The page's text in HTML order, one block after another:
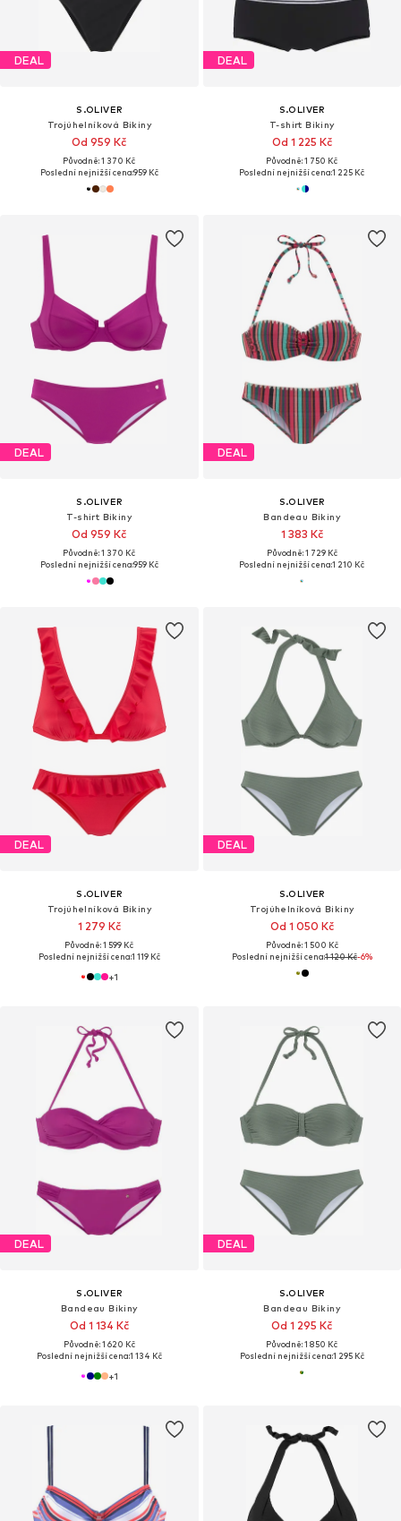
DEAL
S.OLIVER
Trojúhelníková Bikiny
Od 959 Kč
Původně: 1 370 Kč
Poslední nejnižší cena:959 Kč
DEAL
S.OLIVER
T-shirt Bikiny
Od 1 225 Kč
Původně: 1 750 Kč
Poslední nejnižší cena:1 225 Kč
DEAL
S.OLIVER
T-shirt Bikiny
Od 959 Kč
Původně: 1 370 Kč
Poslední nejnižší cena:959 Kč
DEAL
S.OLIVER
Bandeau Bikiny
1 383 Kč
Původně: 1 729 Kč
Poslední nejnižší cena:1 210 Kč
DEAL
S.OLIVER
Trojúhelníková Bikiny
1 279 Kč
Původně: 1 599 Kč
Poslední nejnižší cena:1 119 Kč
+1
DEAL
S.OLIVER
Trojúhelníková Bikiny
Od 1 050 Kč
Původně: 1 500 Kč
Poslední nejnižší cena:1 120 Kč-6%
DEAL
S.OLIVER
Bandeau Bikiny
Od 1 134 Kč
Původně: 1 620 Kč
Poslední nejnižší cena:1 134 Kč
+1
DEAL
S.OLIVER
Bandeau Bikiny
Od 1 295 Kč
Původně: 1 850 Kč
Poslední nejnižší cena:1 295 Kč